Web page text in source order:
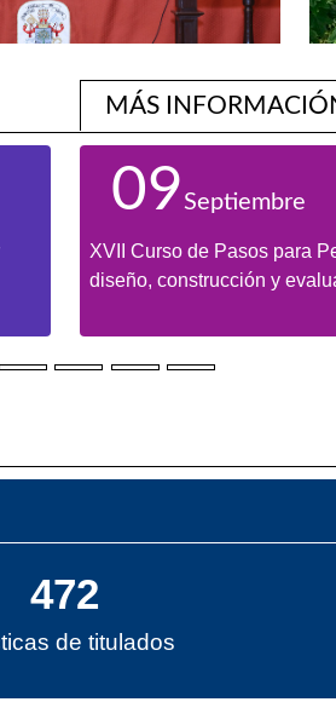
MÁS
09Septiembre
XVII Curso de Pasos para
diseño, construcción y
472
de titulados